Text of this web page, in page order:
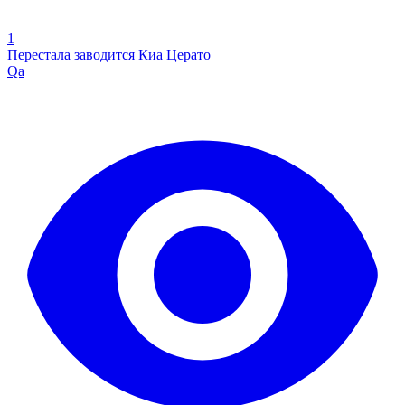
1
Перестала заводится Киа Церато
Qa